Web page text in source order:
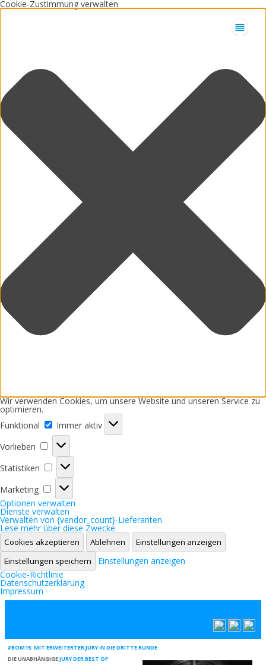
Cookie-Zustimmung verwalten
Wir verwenden Cookies, um unsere Website und unseren Service zu
optimieren.
Funktional
Immer aktiv
Vorlieben
Vorlieben
Statistiken
Statistiken
Marketing
Marketing
Optionen verwalten
Dienste verwalten
Verwalten von {vendor_count}-Lieferanten
Lese mehr über diese Zwecke
Cookies akzeptieren Ablehnen
Einstellungen anzeigen
Einstellungen speichern
Einstellungen anzeigen
Cookie-Richtlinie
Datenschutzerklärung
Impressum
Zum Inhalt springen
#BOM15: MIT ERWEITERTER JURY IN DIE DRITTE RUNDE
DIE UNABHÄNGIGEJURY DER BEST OF